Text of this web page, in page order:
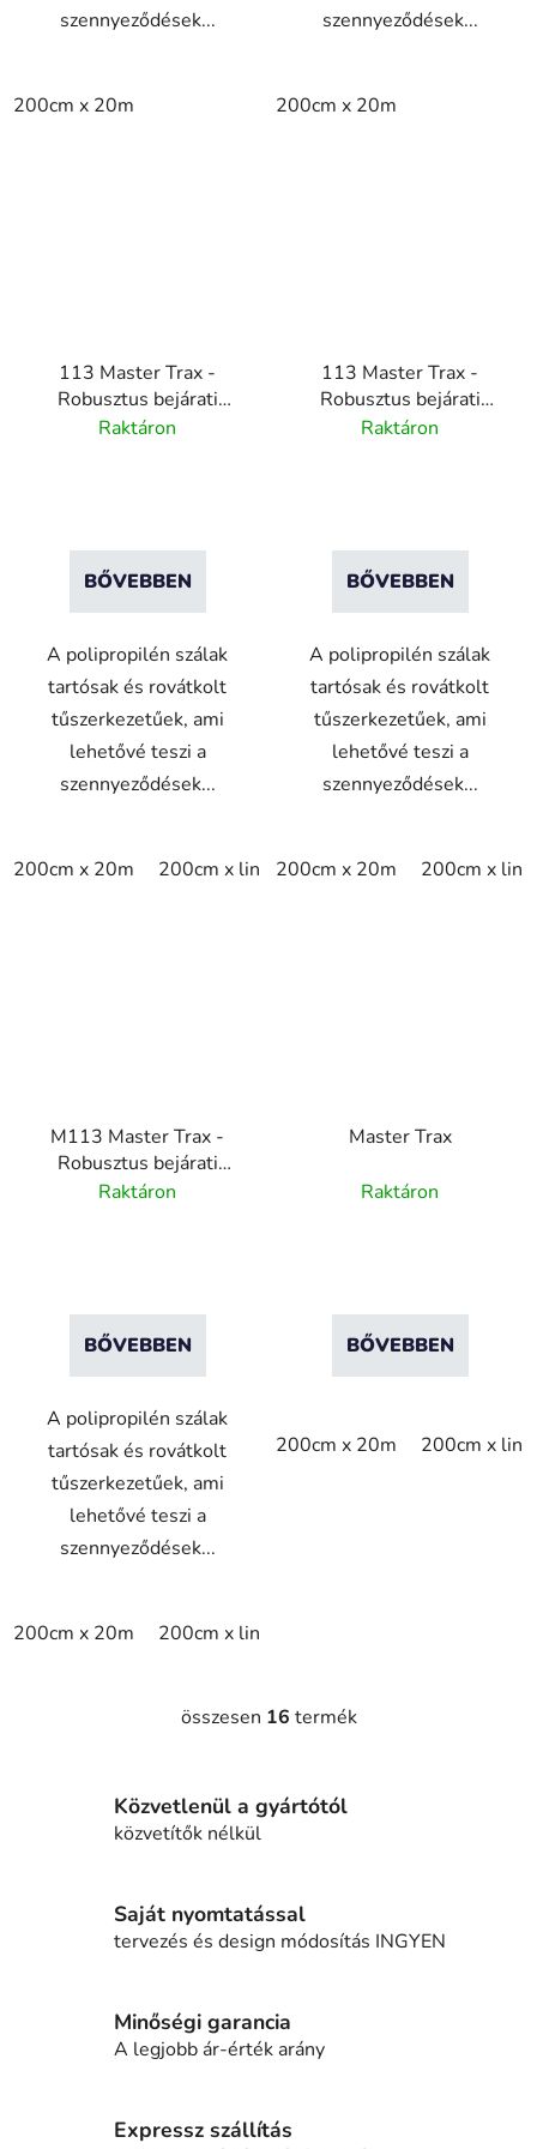
szennyeződések...
200cm x 20m
szennyeződések...
200cm x 20m
113 Master Trax -
Robusztus bejárati
szőnyeg rendszer -
Raktáron
BŐVEBBEN
A polipropilén szálak
tartósak és rovátkolt
tűszerkezetűek, ami
lehetővé teszi a
szennyeződések...
200cm x 20m 200cm x linm
113 Master Trax -
Robusztus bejárati
szőnyeg rendszer -
Raktáron
BŐVEBBEN
A polipropilén szálak
tartósak és rovátkolt
tűszerkezetűek, ami
lehetővé teszi a
szennyeződések...
200cm x 20m 200cm x
M113 Master Trax -
Robusztus bejárati
szőnyeg rendszer -
Raktáron
BŐVEBBEN
A polipropilén szálak
tartósak és rovátkolt
tűszerkezetűek, ami
lehetővé teszi a
szennyeződések...
200cm x 20m 200cm x linm
Master Trax
Raktáron
BŐVEBBEN
200cm x 20m 200cm x
L
t
á
n
t
á
l
összesen 16 termék
Közvetlenül a gyártótól
közvetítők nélkül
Saját nyomtatással
tervezés és design módosítás INGYEN
Minőségi garancia
A legjobb ár-érték arány
Expressz szállítás